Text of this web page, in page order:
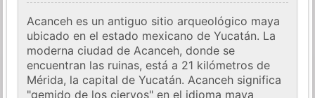
Acanceh es un antiguo sitio arqueológico maya
ubicado en el estado mexicano de Yucatán. La
moderna ciudad de Acanceh, donde se
encuentran las ruinas, está a 21 kilómetros de
Mérida, la capital de Yucatán. Acanceh significa
"gemido de los ciervos" en el idioma maya